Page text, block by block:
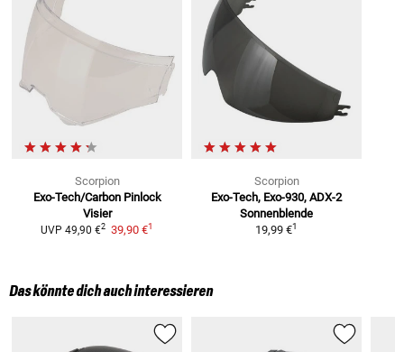
Scorpion
Exo-Tech/Carbon Pinlock
Visier
UVP 49,90 €2 39,90 €1
Scorpion
Exo-Tech, Exo-930, ADX-2
Sonnenblende
19,99 €1
Das könnte dich auch interessieren